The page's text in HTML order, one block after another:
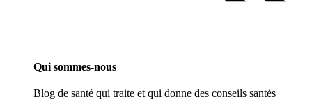
Qui sommes-nous
Blog de santé qui traite et qui donne des conseils santés